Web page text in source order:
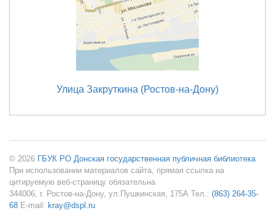
Улица Закруткина (Ростов-на-Дону)
© 2026 ГБУК РО Донская государственная публичная библиотека
При использовании материалов сайта, прямая ссылка на
цитируемую веб-страницу обязательна
344006, г. Ростов-на-Дону, ул.Пушкинская, 175А Тел.: (863) 264-35-
68 E-mail: kray@dspl.ru